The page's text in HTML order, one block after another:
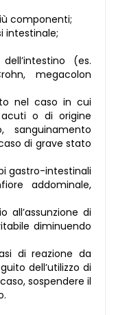
componenti;
intestinale;
(es.
megacolon
nel caso in cui
o di origine
sanguinamento
di grave stato
gastro-intestinali
addominale,
all’assunzione di
diminuendo
di reazione da
dell’utilizzo di
sospendere il